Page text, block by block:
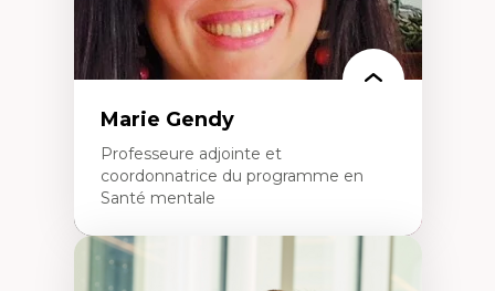
Marie Gendy
Professeure adjointe et
coordonnatrice du programme en
Santé mentale
Expertises